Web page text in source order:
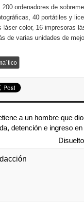
200 ordenadores de
40 portátiles y
láser color, 16 impresoras
de varias unidades de
a un hombre que
detención e ingreso